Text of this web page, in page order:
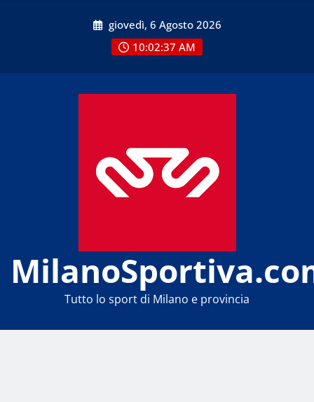
giovedì, 6 Agosto 2026
10:02:38 AM
Tutto lo sport di Milano e provincia